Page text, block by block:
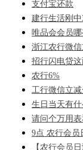
支付宝还款
建行生活刚中
唯品会会员
浙江农行微
招行闪电贷
农行6%
工行微信立减
生日当天有
请问个万用
9点 农行会员
【农行会员